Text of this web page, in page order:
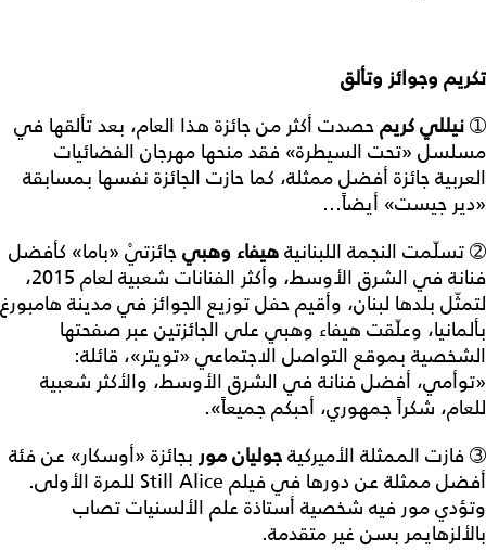
تكريم وجوائز وتألق
➀نيلليكريمحصدت أكثر من جائزة هذا العام، بعد تألقها في
مسلسل «تحت السيطرة» فقد منحها مهرجان الفضائيات
العربية جائزة أفضل ممثلة، كما حازت الجائزة نفسها بمسابقة
«دير جيست» أيضاً...
➁ تسلّمت النجمة اللبنانيةهيفاء وهبيجائزتيْ «باما» كأفضل
فنانة في الشرق الأوسط، وأكثر الفنانات شعبية لعام 2015،
لتمثّل بلدها لبنان، وأقيم حفل توزيع الجوائز في مدينة هامبورغ
بألمانيا، وعلّقت هيفاء وهبي على الجائزتين عبر صفحتها
الشخصية بموقع التواصل الاجتماعي «تويتر»، قائلة:
«توأمي، أفضل فنانة في الشرق الأوسط، والأكثر شعبية
للعام، شكراً جمهوري، أحبكم جميعاً».
➂ فازت الممثلة الأميركيةجوليانموربجائزة «أوسكار» عن فئة
أفضل ممثلة عن دورها في فيلمStill Alice للمرة الأولى.
وتؤدي مور فيه شخصية أستاذة علم الألسنيات تصاب
بالألزهايمر بسن غير متقدمة.